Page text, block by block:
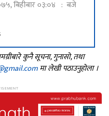
बिहीबार ०३:०४ : बजे
कुनै सूचना, गुनासो, तथा
मा लेखी पठाउनुहोला ।